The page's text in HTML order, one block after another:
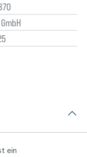
ein